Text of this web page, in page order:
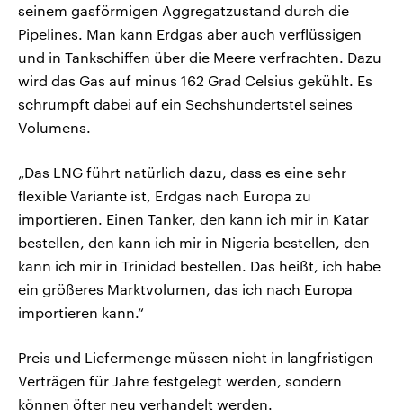
seinem gasförmigen Aggregatzustand durch die
Pipelines. Man kann Erdgas aber auch verflüssigen
und in Tankschiffen über die Meere verfrachten. Dazu
wird das Gas auf minus 162 Grad Celsius gekühlt. Es
schrumpft dabei auf ein Sechshundertstel seines
Volumens.
„Das LNG führt natürlich dazu, dass es eine sehr
flexible Variante ist, Erdgas nach Europa zu
importieren. Einen Tanker, den kann ich mir in Katar
bestellen, den kann ich mir in Nigeria bestellen, den
kann ich mir in Trinidad bestellen. Das heißt, ich habe
ein größeres Marktvolumen, das ich nach Europa
importieren kann.“
Preis und Liefermenge müssen nicht in langfristigen
Verträgen für Jahre festgelegt werden, sondern
können öfter neu verhandelt werden.